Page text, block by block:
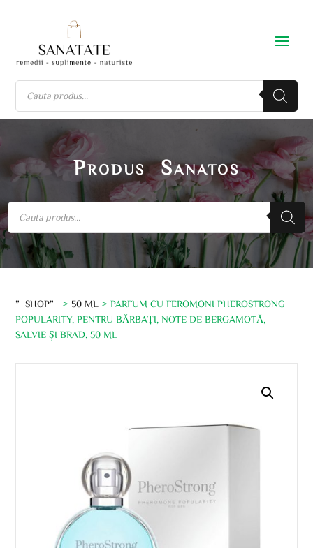
Produs Sanatos
”SHOP” >50 ML
> PARFUM CU FEROMONI PHEROSTRONG
POPULARITY, PENTRU BĂRBAȚI, NOTE DE BERGAMOTĂ,
SALVIE ȘI BRAD, 50 ML